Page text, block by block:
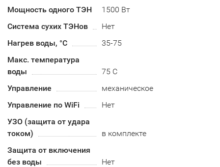
Мощность одного ТЭН
1500 Вт
Система сухих ТЭНов
Нет
Нагрев воды, °С
35-75
Макс. температура
воды
75 С
Управление
механическое
Управление по WiFi
Нет
УЗО (защита от удара
током)
в комплекте
Защита от включения
без воды
Нет